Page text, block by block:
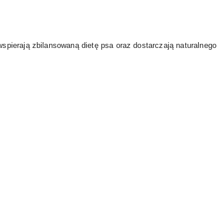
zbilansowaną dietę psa oraz dostarczają naturalnego